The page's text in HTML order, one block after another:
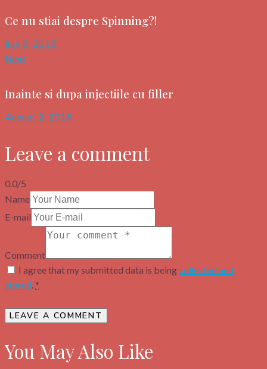
Ce nu stiai despre Spinning?!
July 9, 2018
Next
Inainte si dupa injectiile cu filler
August 2, 2018
Leave a comment
0.0/5
Name
E-mail
Comment
I agree that my submitted data is beingcollected and
stored *
You May Also Like